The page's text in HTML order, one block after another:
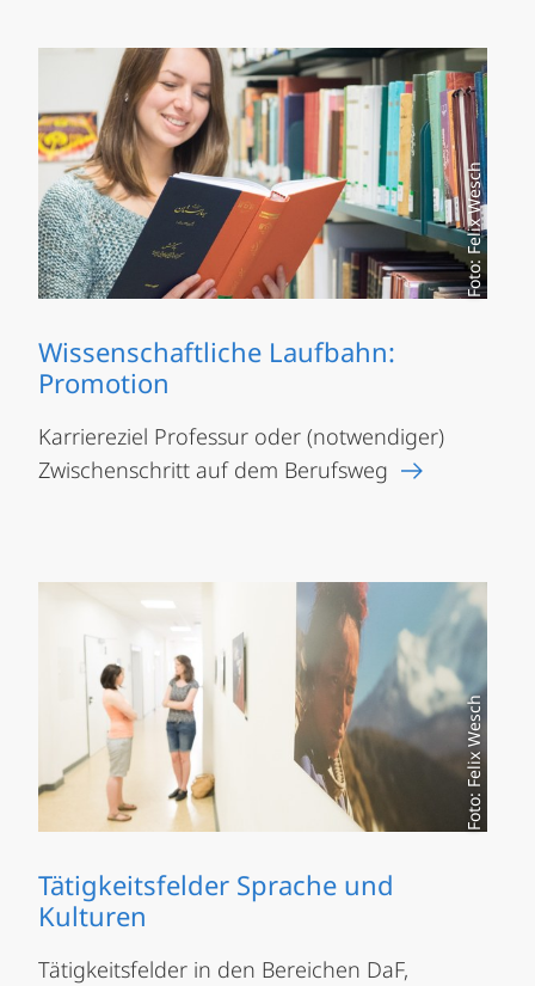
Foto: Felix Wesch
Wissenschaftliche Laufbahn:
Promotion
Karriereziel Professur oder (notwendiger)
Zwischenschritt auf dem Berufsweg
Foto: Felix Wesch
Tätigkeitsfelder Sprache und
Kulturen
Tätigkeitsfelder in den Bereichen DaF,